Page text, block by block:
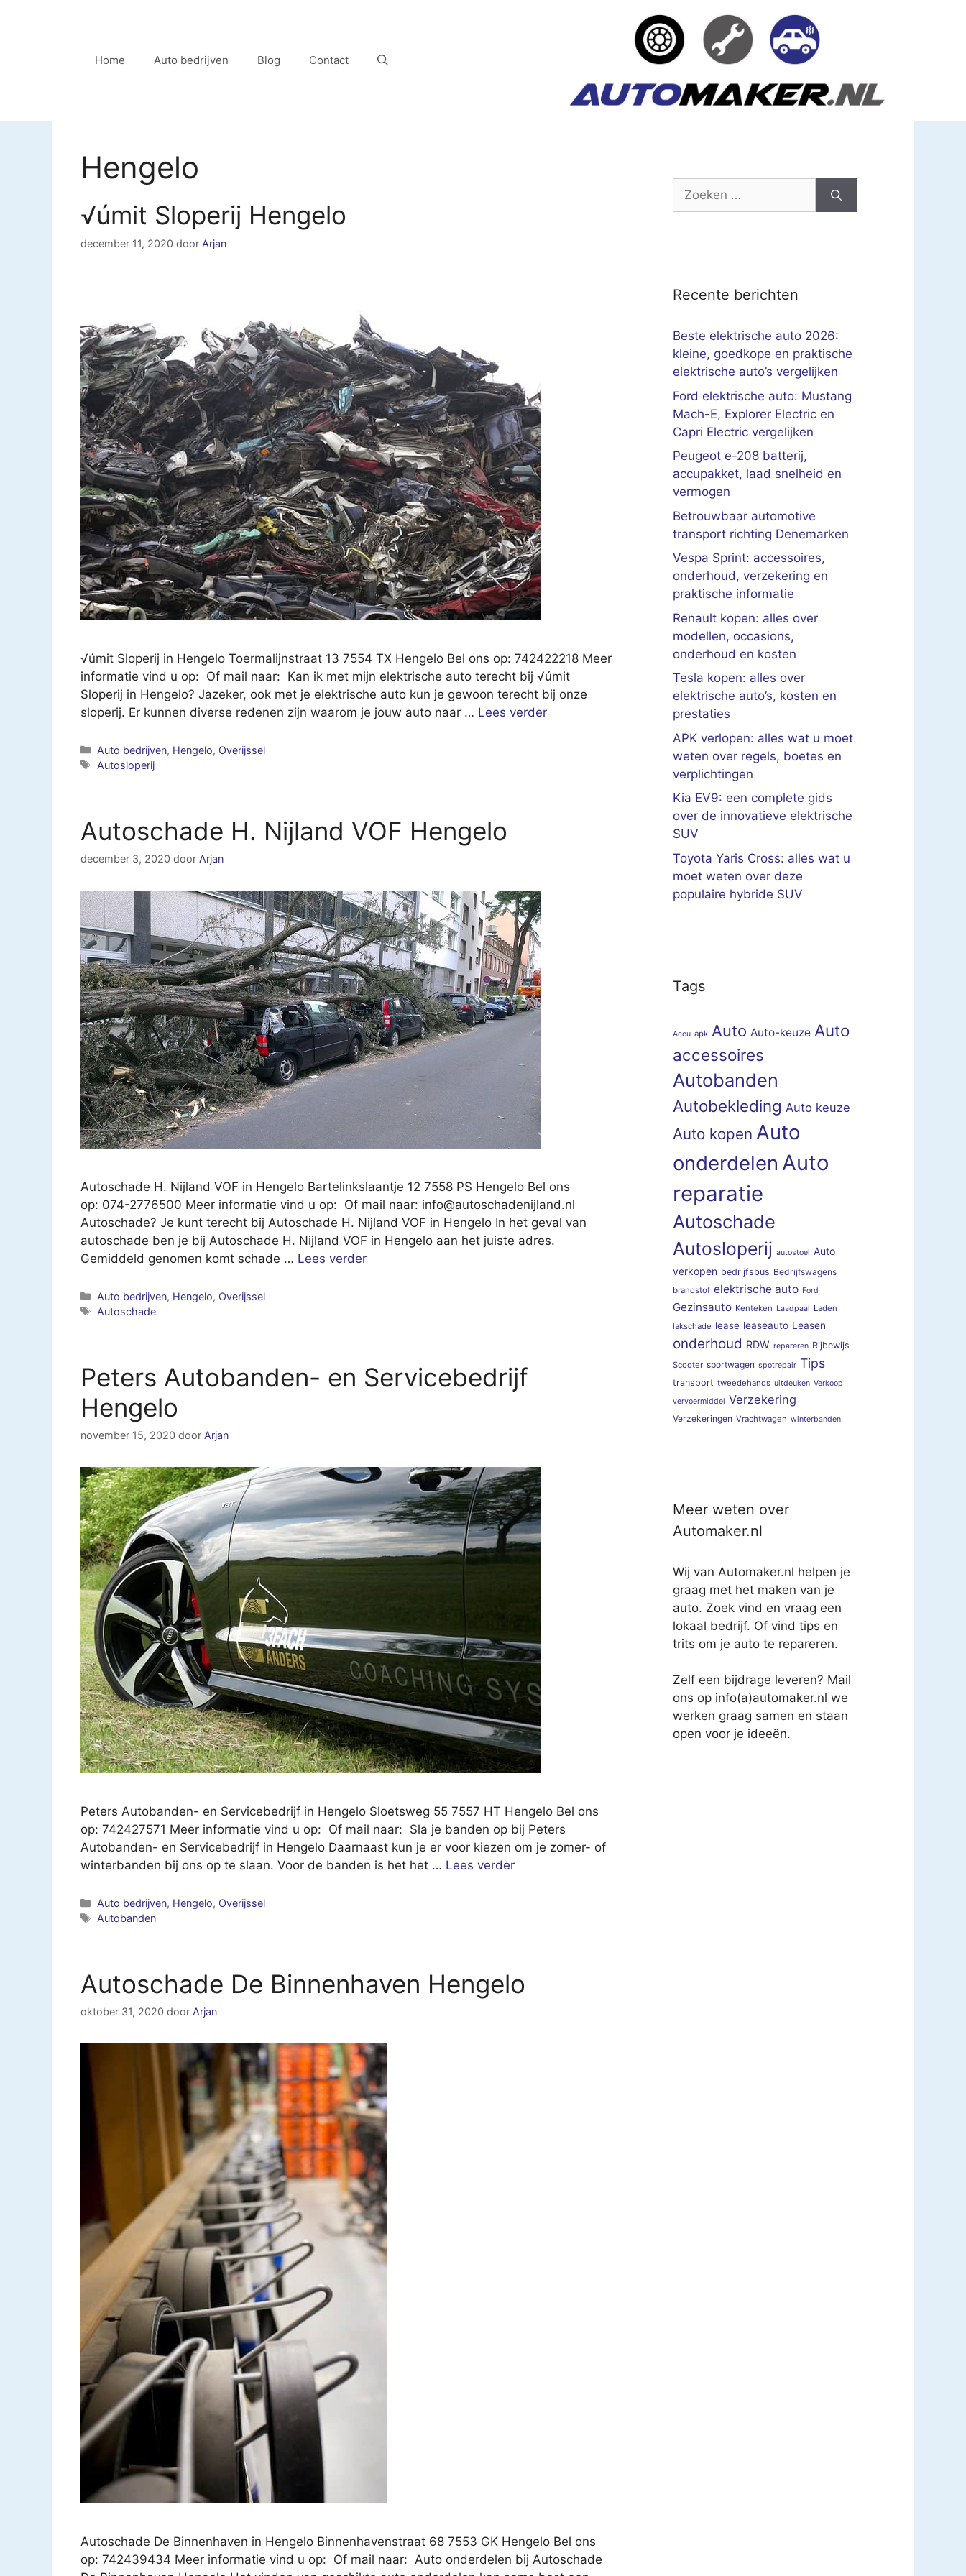
Home Auto bedrijven Blog Contact
Hengelo
√úmit Sloperij Hengelo
december 11, 2020 door Arjan
√úmit Sloperij in Hengelo Toermalijnstraat 13 7554 TX Hengelo Bel ons op: 742422218 Meer
informatie vind u op: Of mail naar: Kan ik met mijn elektrische auto terecht bij √úmit
Sloperij in Hengelo? Jazeker, ook met je elektrische auto kun je gewoon terecht bij onze
sloperij. Er kunnen diverse redenen zijn waarom je jouw auto naar … Lees verder
Categorieën
Auto bedrijven, Hengelo, Overijssel
Tags
Autosloperij
Autoschade H. Nijland VOF Hengelo
december 3, 2020 door Arjan
Autoschade H. Nijland VOF in Hengelo Bartelinkslaantje 12 7558 PS Hengelo Bel ons
op: 074-2776500 Meer informatie vind u op: Of mail naar: info@autoschadenijland.nl
Autoschade? Je kunt terecht bij Autoschade H. Nijland VOF in Hengelo In het geval van
autoschade ben je bij Autoschade H. Nijland VOF in Hengelo aan het juiste adres.
Gemiddeld genomen komt schade … Lees verder
Categorieën
Auto bedrijven, Hengelo, Overijssel
Tags
Autoschade
Peters Autobanden- en Servicebedrijf
Hengelo
november 15, 2020 door Arjan
Peters Autobanden- en Servicebedrijf in Hengelo Sloetsweg 55 7557 HT Hengelo Bel ons
op: 742427571 Meer informatie vind u op: Of mail naar: Sla je banden op bij Peters
Autobanden- en Servicebedrijf in Hengelo Daarnaast kun je er voor kiezen om je zomer- of
winterbanden bij ons op te slaan. Voor de banden is het het … Lees verder
Categorieën
Auto bedrijven, Hengelo, Overijssel
Tags
Autobanden
Autoschade De Binnenhaven Hengelo
oktober 31, 2020 door Arjan
Autoschade De Binnenhaven in Hengelo Binnenhavenstraat 68 7553 GK Hengelo Bel ons
op: 742439434 Meer informatie vind u op: Of mail naar: Auto onderdelen bij Autoschade
Zoek
Recente berichten
Beste elektrische auto 2026:
kleine, goedkope en praktische
elektrische auto’s vergelijken
Ford elektrische auto: Mustang
Mach-E, Explorer Electric en
Capri Electric vergelijken
Peugeot e-208 batterij,
accupakket, laad snelheid en
vermogen
Betrouwbaar automotive
transport richting Denemarken
Vespa Sprint: accessoires,
onderhoud, verzekering en
praktische informatie
Renault kopen: alles over
modellen, occasions,
onderhoud en kosten
Tesla kopen: alles over
elektrische auto’s, kosten en
prestaties
APK verlopen: alles wat u moet
weten over regels, boetes en
verplichtingen
Kia EV9: een complete gids
over de innovatieve elektrische
SUV
Toyota Yaris Cross: alles wat u
moet weten over deze
populaire hybride SUV
Tags
Accu apk Auto Auto-keuze Auto
accessoires
Autobanden
Autobekleding Auto keuze
Auto kopen Auto
onderdelen Auto
reparatie
Autoschade
Autosloperij autostoel Auto
verkopen bedrijfsbus Bedrijfswagens
brandstof elektrische auto Ford
Gezinsauto Kenteken Laadpaal Laden
lakschade lease leaseauto Leasen
onderhoud RDW repareren Rijbewijs
Scooter sportwagen spotrepair Tips
transport tweedehands uitdeuken Verkoop
vervoermiddel Verzekering
Verzekeringen Vrachtwagen winterbanden
Meer weten over
Automaker.nl
Wij van Automaker.nl helpen je
graag met het maken van je
auto. Zoek vind en vraag een
lokaal bedrijf. Of vind tips en
trits om je auto te repareren.
Zelf een bijdrage leveren? Mail
ons op info(a)automaker.nl we
werken graag samen en staan
open voor je ideeën.